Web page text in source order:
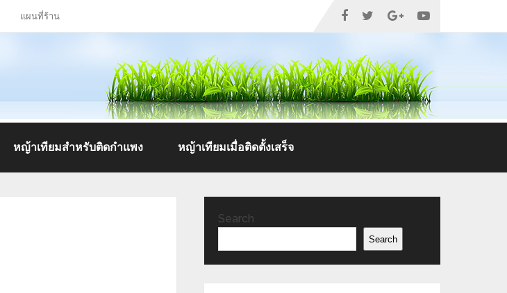
แผนที่ร้าน
หญ้าเทียมสำหรับติดกำแพง หญ้าเทียมเมื่อติดตั้งเสร็จ
Search
Search